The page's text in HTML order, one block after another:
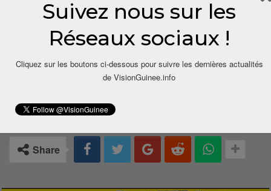
0
Share
Suivez nous sur les
Réseaux sociaux !
Cliquez sur les boutons ci-dessous pour suivre les dernières actualités
de VisionGuinee.info